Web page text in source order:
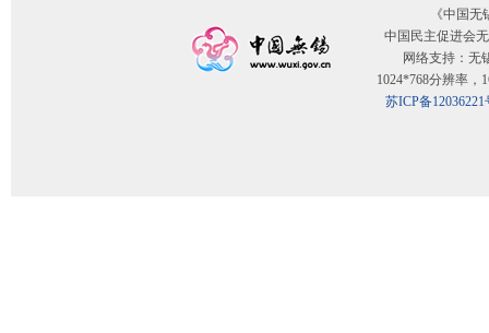
《中国
中国民主促进会
网络支持：无
1024*768分辨率，
苏ICP备12036221